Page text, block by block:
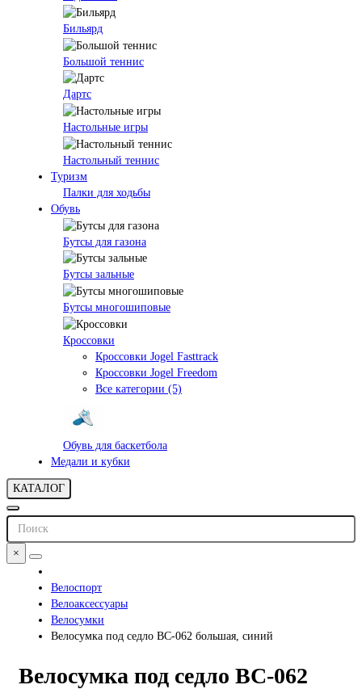
Бильярд
Большой теннис
Дартс
Настольные игры
Настольный теннис
Туризм
Палки для ходьбы
Обувь
Бутсы для газона
Бутсы зальные
Бутсы многошиповые
Кроссовки
Кроссовки Jogel Fasttrack
Кроссовки Jogel Freedom
Все категории (5)
Обувь для баскетбола
Медали и кубки
КАТАЛОГ
×
Велоспорт
Велоаксессуары
Велосумки
Велосумка под седло BC-062 большая, синий
Велосумка под седло BC-062